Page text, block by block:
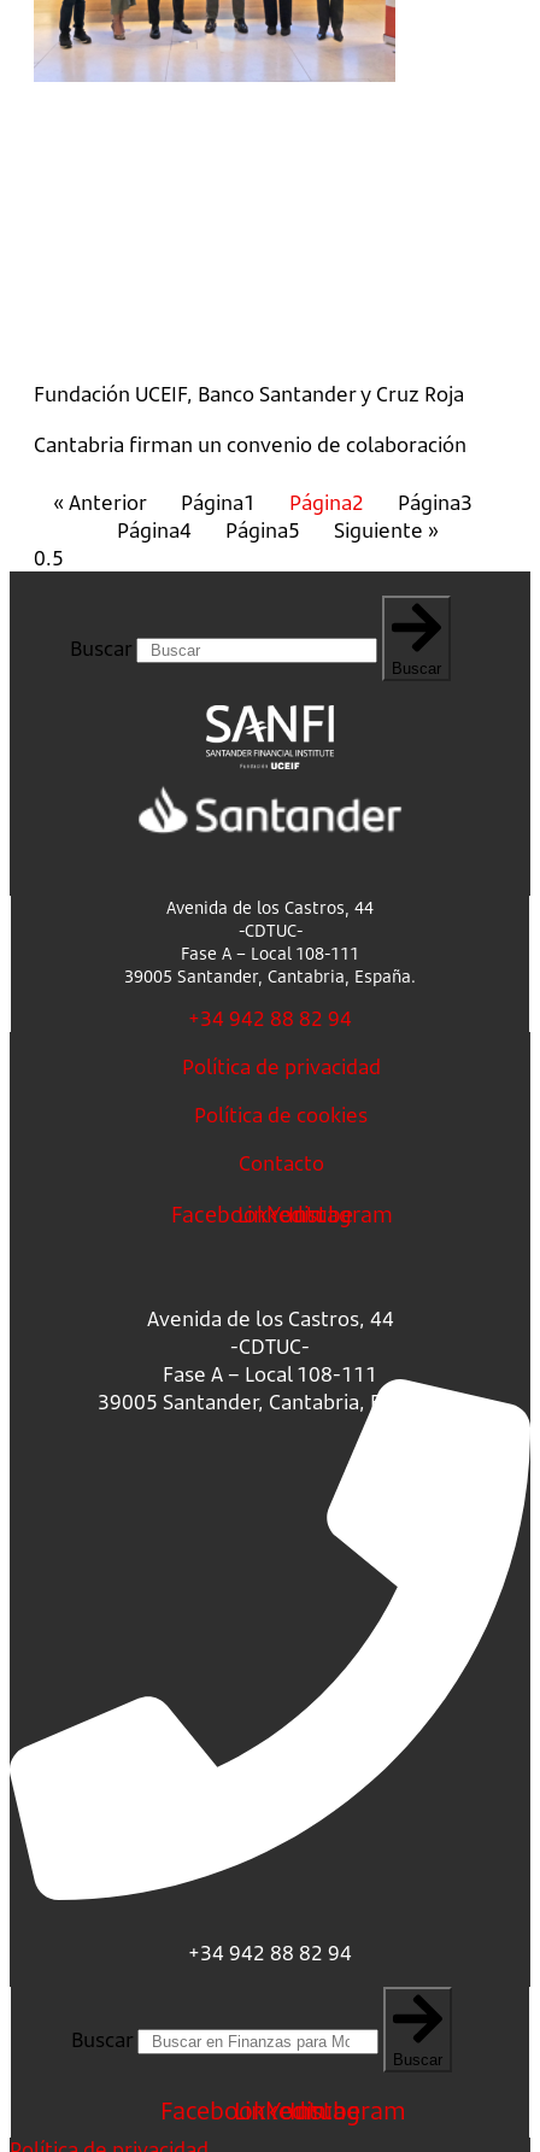
Fundación UCEIF, Banco Santander y Cruz Roja
Cantabria firman un convenio de colaboración
« Anterior Página1 Página2 Página3
Página4 Página5 Siguiente »
Buscar
Buscar
Avenida de los Castros, 44
-CDTUC-
Fase A – Local 108-111
39005 Santander, Cantabria, España.
+34 942 88 82 94
Política de privacidad
Política de cookies
Contacto
FacebookLinkedin
Youtube
Instagram
Avenida de los Castros, 44
-CDTUC-
Fase A – Local 108-111
39005 Santander, Cantabria, España.
+34 942 88 82 94
Buscar
Buscar
FacebookLinkedin
Youtube
Instagram